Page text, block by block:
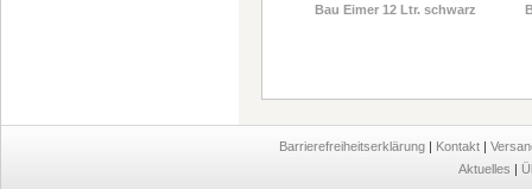
Bau Eimer 12 Ltr. schwarz
Barrierefreiheitserklärung | Kontakt |
Aktuelles